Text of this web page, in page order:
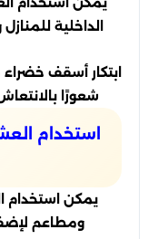
الداخلية
ابتكار أسقف
شعورًا
استخدام
يمكن استخدام
ومطاعم